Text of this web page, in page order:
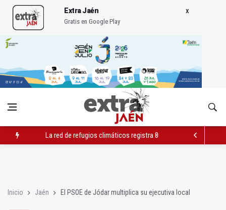
Extra Jaén
Gratis en Google Play
La red de refugios climáticos registra 803 plazas ocupadas
Inicio Jaén El PSOE de Jódar multiplica su ejecutiva local